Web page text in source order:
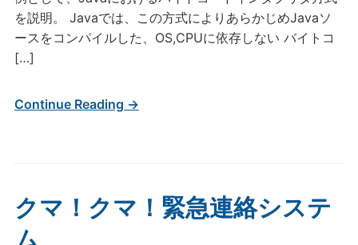
を説明。 Javaでは、この方式によりあらかじめJavaソ
ースをコンパイルした、OS,CPUに依存しない バイトコ
[…]
Continue Reading →
クマ！クマ！緊急連絡システ
ム